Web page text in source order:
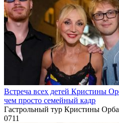
Встреча всех детей Кристины
чем просто семейный кадр
Гастрольный тур Кристины
0711